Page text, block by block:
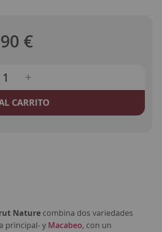
€
CARRITO
Nature combina dos variedades
principal- y Macabeo, con un